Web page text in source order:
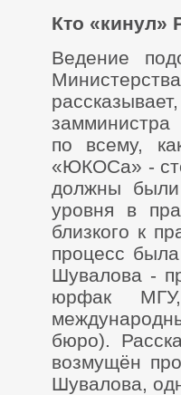
Кто «кинул»
Ведение
по всему,
«ЮКОСа» -
должны были
уровня в
близкого к
процесс
Шувалова -
юрфак
бюро).
возмущён
Шувалова,